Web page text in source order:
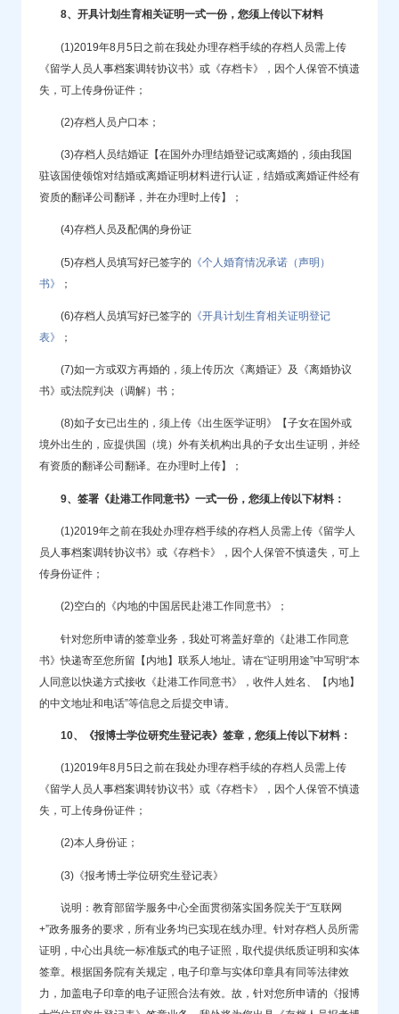
8、开具计划生育相关证明一式一份，您须上传以下材料
(1)2019年8月5日之前在我处办理存档手续的存档人员需上传
《留学人员人事档案调转协议书》或《存档卡》，因个人保管不慎遗
失，可上传身份证件；
(2)存档人员户口本；
(3)存档人员结婚证【在国外办理结婚登记或离婚的，须由我国
驻该国使领馆对结婚或离婚证明材料进行认证，结婚或离婚证件经有
资质的翻译公司翻译，并在办理时上传】；
(4)存档人员及配偶的身份证
(5)存档人员填写好已签字的 《个人婚育情况承诺（声明）
书》
；
(6)存档人员填写好已签字的 《开具计划生育相关证明登记
表》
；
(7)如一方或双方再婚的，须上传历次《离婚证》及《离婚协议
书》或法院判决（调解）书；
(8)如子女已出生的，须上传《出生医学证明》【子女在国外或
境外出生的，应提供国（境）外有关机构出具的子女出生证明，并经
有资质的翻译公司翻译。在办理时上传】；
9、签署《赴港工作同意书》一式一份，您须上传以下材料：
(1)2019年之前在我处办理存档手续的存档人员需上传《留学人
员人事档案调转协议书》或《存档卡》，因个人保管不慎遗失，可上
传身份证件；
(2)空白的《内地的中国居民赴港工作同意书》；
针对您所申请的签章业务，我处可将盖好章的《赴港工作同意
书》快递寄至您所留【内地】联系人地址。请在“证明用途”中写明“本
人同意以快递方式接收《赴港工作同意书》，收件人姓名、【内地】
的中文地址和电话”等信息之后提交申请。
10、《报博士学位研究生登记表》签章，您须上传以下材料：
(1)2019年8月5日之前在我处办理存档手续的存档人员需上传
《留学人员人事档案调转协议书》或《存档卡》，因个人保管不慎遗
失，可上传身份证件；
(2)本人身份证；
(3)《报考博士学位研究生登记表》
说明：教育部留学服务中心全面贯彻落实国务院关于“互联网
+”政务服务的要求，所有业务均已实现在线办理。针对存档人员所需
证明，中心出具统一标准版式的电子证照，取代提供纸质证明和实体
签章。根据国务院有关规定，电子印章与实体印章具有同等法律效
力，加盖电子印章的电子证照合法有效。故，针对您所申请的《报博